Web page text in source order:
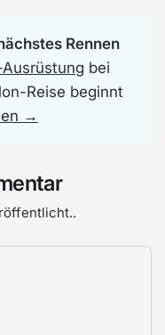
Rennen
bei
Reise beginnt
→